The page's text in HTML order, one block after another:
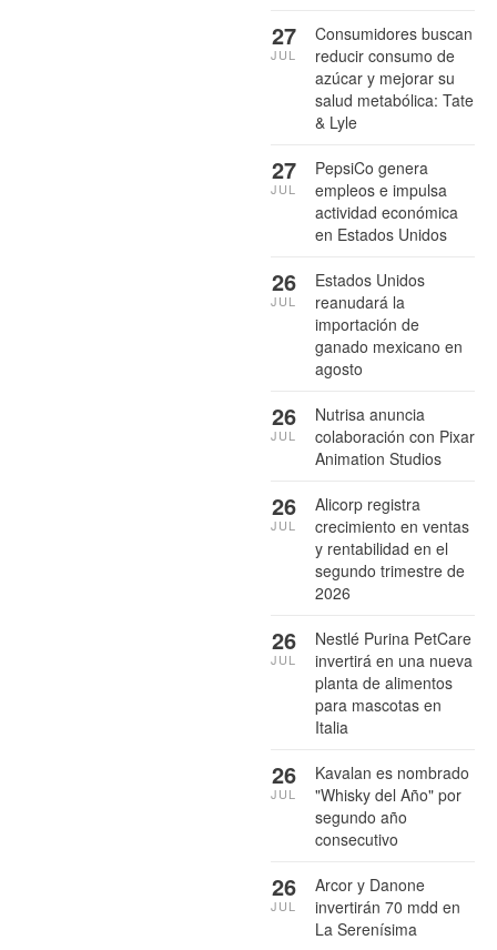
Consumidores buscan
reducir consumo de
azúcar y mejorar su
salud metabólica: Tate
& Lyle
27
JUL
PepsiCo genera
empleos e impulsa
actividad económica
en Estados Unidos
27
JUL
Estados Unidos
reanudará la
importación de
ganado mexicano en
agosto
26
JUL
Nutrisa anuncia
colaboración con Pixar
Animation Studios
26
JUL
Alicorp registra
crecimiento en ventas
y rentabilidad en el
segundo trimestre de
2026
26
JUL
Nestlé Purina PetCare
invertirá en una nueva
planta de alimentos
para mascotas en
Italia
26
JUL
Kavalan es nombrado
"Whisky del Año" por
segundo año
consecutivo
26
JUL
Arcor y Danone
invertirán 70 mdd en
La Serenísima
26
JUL